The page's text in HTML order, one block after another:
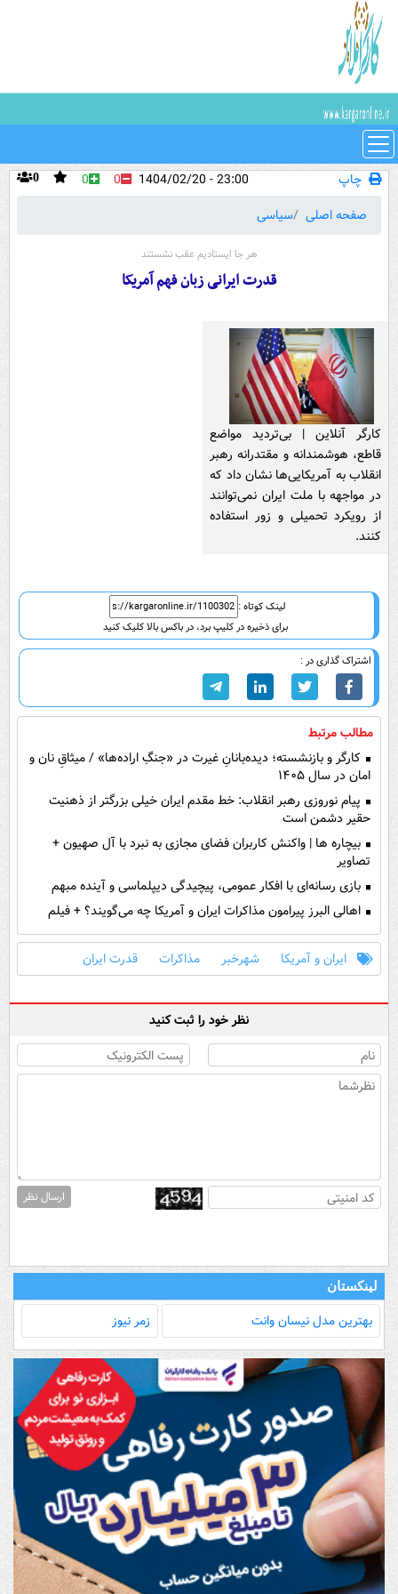
چاپ 0 0 0
23:00 - 1404/02/20
صفحه اصلی
سیاسی
هر جا ایستادیم عقب نشستند
قدرت ایرانی زبان فهم آمریکا
کارگر آنلاین | بی‌تردید مواضع
قاطع، هوشمندانه و مقتدرانه رهبر
انقلاب به آمریکایی‌ها نشان داد که
در مواجهه با ملت ایران نمی‌توانند
از رویکرد تحمیلی و زور استفاده
کنند.
لینک کوتاه :
برای ذخیره در کلیپ برد، در باکس بالا کلیک کنید
اشتراک گذاری در :
مطالب مرتبط
کارگر و بازنشسته؛ دیده‌بانانِ غیرت در «جنگِ اراده‌ها» / میثاقِ نان و
امان در سال ۱۴۰۵
پیام نوروزی رهبر انقلاب: خط مقدم ایران خیلی بزرگتر از ذهنیت
حقیر دشمن است
بیچاره ها | واکنش کاربران فضای مجازی به نبرد با آل صهیون +
تصاویر
بازی رسانه‌ای با افکار عمومی، پیچیدگی دیپلماسی و آینده مبهم
اهالی البرز پیرامون مذاکرات ایران و آمریکا چه می‌گویند؟ + فیلم
ایران و آمریکا شهرخبر مذاکرات قدرت ایران
نظر خود را ثبت کنید
ارسال نظر
لینکستان
بهترین مدل‌ نیسان وانت زمر نیوز